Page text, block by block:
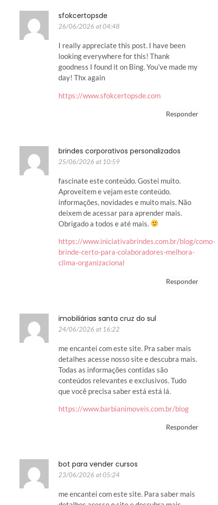
sfokcertopsde
26/06/2026 at 04:48
I really appreciate this post. I have been
looking everywhere for this! Thank
goodness I found it on Bing. You’ve made my
day! Thx again
https://www.sfokcertopsde.com
Responder
brindes corporativos personalizados
25/06/2026 at 10:59
fascinate este conteúdo. Gostei muito.
Aproveitem e vejam este conteúdo.
informações, novidades e muito mais. Não
deixem de acessar para aprender mais.
Obrigado a todos e até mais.
https://www.iniciativabrindes.com.br/blog/como-
brinde-certo-para-colaboradores-melhora-
clima-organizacional
Responder
imobiliárias santa cruz do sul
24/06/2026 at 16:22
me encantei com este site. Pra saber mais
detalhes acesse nosso site e descubra mais.
Todas as informações contidas são
conteúdos relevantes e exclusivos. Tudo
que você precisa saber está está lá.
https://www.barbianimoveis.com.br/blog
Responder
bot para vender cursos
23/06/2026 at 05:24
me encantei com este site. Para saber mais